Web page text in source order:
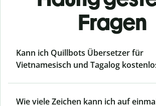
Fragen
Kann ich Quillbots Übersetzer für
Vietnamesisch und Tagalog
Wie viele Zeichen kann ich auf